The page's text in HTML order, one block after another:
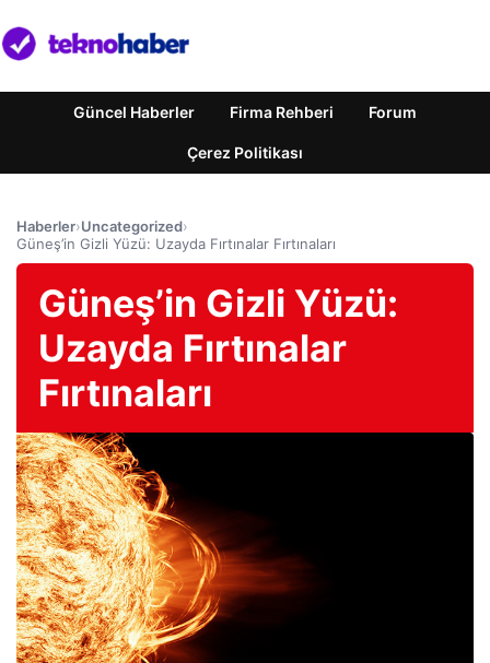
Güncel Haberler Firma Rehberi Forum
Çerez Politikası
Haberler›Uncategorized›
Güneş’in Gizli Yüzü: Uzayda Fırtınalar Fırtınaları
Güneş’in Gizli Yüzü:
Uzayda Fırtınalar
Fırtınaları